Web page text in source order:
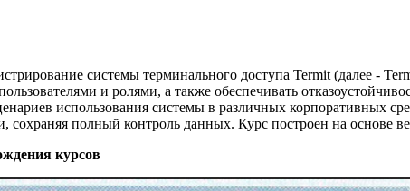
системы терминального доступа Termit (далее -
и ролями, а также обеспечивать
использования системы в различных корпоративных
полный контроль данных. Курс построен на основе
курсов